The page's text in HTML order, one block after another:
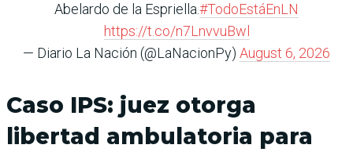
Abelardo de la Espriella.#TodoEstáEnLN
https://t.co/n7LnvvuBwl
— Diario La Nación (@LaNacionPy) August 6, 2026
Caso IPS: juez otorga
libertad ambulatoria para